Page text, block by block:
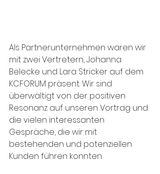
Als Partnerunternehmen waren wir
mit zwei Vertretern, Johanna
Belecke und Lara Stricker auf dem
KCFORUM präsent. Wir sind
überwältigt von der positiven
Resonanz auf unseren Vortrag und
die vielen interessanten
Gespräche, die wir mit
bestehenden und potenziellen
Kunden führen konnten.